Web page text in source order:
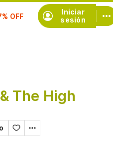
Iniciar
sesión
The High